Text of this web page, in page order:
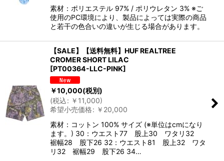
素材：ポリエステル 97% / ポリウレタン 3% ※ご
使用のPC環境により、製品によっては実際の商品
と若干の色合いの違いが生じる場合があります。
【SALE】【送料無料】HUF REALTREE
CROMER SHORT LILAC
[PT00364-LLC-PINK]
￥10,000(税別)
(税込: ￥ 11,000)
希望小売価格: ￥ 20,000
素材：コットン 100% サイズ (※単位はcmになり
ます。) 30：ウエスト77 股上30 ワタリ32
裾幅28 股下26 32：ウエスト81 股上32 ワタ
リ32 裾幅29 股下26 34…